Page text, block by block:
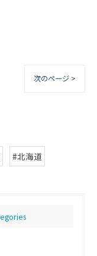
次のページ >
#北海道